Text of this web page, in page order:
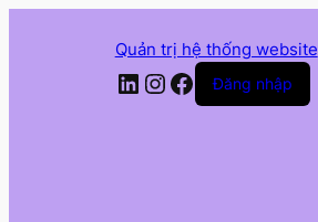
Quản trị hệ thống website
LinkedIn
Instagram
Facebook
Đăng nhập